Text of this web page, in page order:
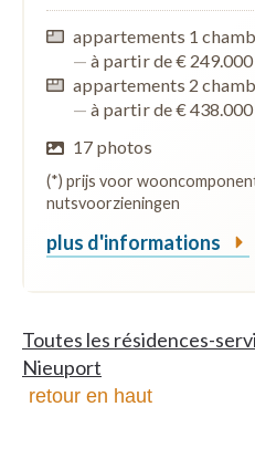
appartements 1
— à partir de € 249.000
appartements 2
— à partir de € 438.000
17 photos
(*) prijs voor
nutsvoorzieningen
plus d'informations
Toutes les résidences-
Nieuport
retour en haut